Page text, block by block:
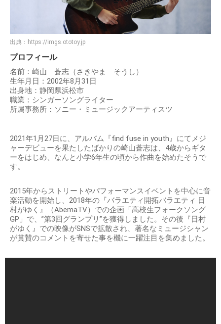
出典： https://imgs.ototoy.jp
プロフィール
名前：崎山 蒼志（さきやま そうし）
生年月日：2002年8月31日
出身地：静岡県浜松市
職業：シンガーソングライター
所属事務所：ソニー・ミュージックアーティスツ
2021年1月27日に、アルバム『find fuse in youth』にてメジ
ャーデビューを果たしたばかりの崎山蒼志は、4歳からギタ
ーをはじめ、なんと小学6年生の頃から作曲を始めたそうで
す。
2015年からストリートやパフォーマンスイベントを中心に音
楽活動を開始し、2018年の『バラエティ開拓バラエティ 日
村がゆく』（AbemaTV）での企画「高校生フォークソング
GP」で、”第3回グランプリ”を獲得しました。その後『日村
がゆく』での映像がSNSで拡散され、著名なミュージシャン
が賞賛のコメントを寄せた事を機に一躍注目を集めました。